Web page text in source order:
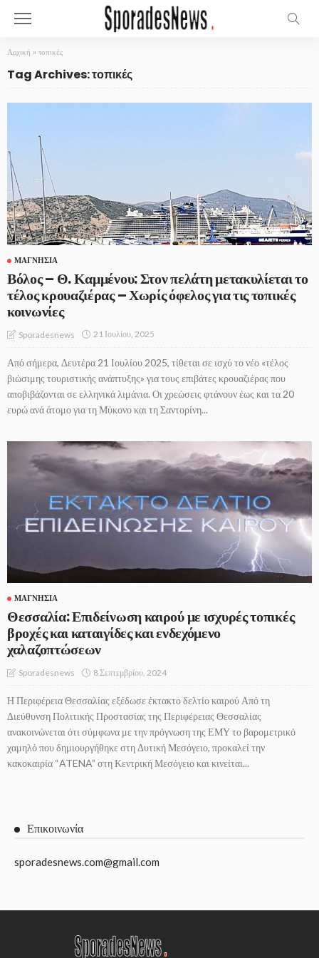
Αρχική » τοπικές
Tag Archives: τοπικές
ΜΑΓΝΗΣΊΑ
Βόλος – Θ. Καμμένου: Στον πελάτη μετακυλίεται το
τέλος κρουαζιέρας – Χωρίς όφελος για τις τοπικές
κοινωνίες
Sporadesnews 21 Ιουλίου, 2025
Από σήμερα, Δευτέρα 21 Ιουλίου 2025, τίθεται σε ισχύ το νέο «τέλος
βιώσιμης τουριστικής ανάπτυξης» για τους επιβάτες κρουαζιέρας που
αποβιβάζονται σε ελληνικά λιμάνια. Οι χρεώσεις φτάνουν έως και τα 20
ευρώ ανά άτομο για τη Μύκονο και τη Σαντορίνη...
ΜΑΓΝΗΣΊΑ
Θεσσαλία: Επιδείνωση καιρού με ισχυρές τοπικές
βροχές και καταιγίδες και ενδεχόμενο
χαλαζοπτώσεων
Sporadesnews 8 Σεπτεμβρίου, 2024
Η Περιφέρεια Θεσσαλίας εξέδωσε έκτακτο δελτίο καιρού Από τη
Διεύθυνση Πολιτικής Προστασίας της Περιφέρειας Θεσσαλίας
ανακοινώνεται ότι σύμφωνα με την πρόγνωση της ΕΜΥ το βαρομετρικό
χαμηλό που δημιουργήθηκε στη Δυτική Μεσόγειο, προκαλεί την
κακοκαιρία “ATENA” στη Κεντρική Μεσόγειο και κινείται...
Επικοινωνία
sporadesnews.com@gmail.com